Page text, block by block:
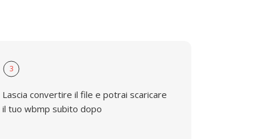
3
Lascia convertire il file e potrai scaricare
il tuo wbmp subito dopo